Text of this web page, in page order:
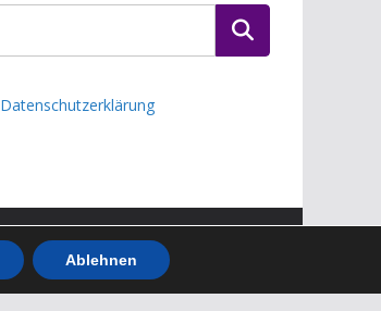
Datenschutzerklärung
Ablehnen